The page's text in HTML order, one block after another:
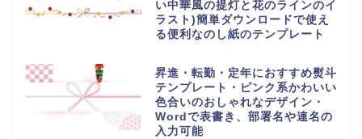
い中華風の提灯と花のラインのイ
ラスト)簡単ダウンロードで使え
る便利なのし紙のテンプレート
昇進・転勤・定年におすすめ熨斗
テンプレート・ピンク系かわいい
色合いのおしゃれなデザイン・
Wordで表書き、部署名や連名の
入力可能